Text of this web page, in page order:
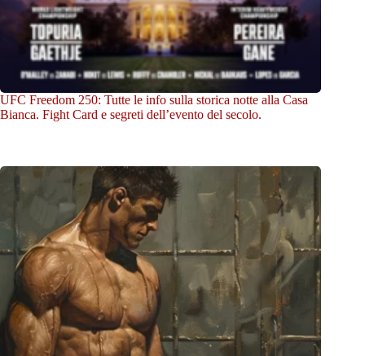
UFC Freedom 250: Tutte le info sulla storica notte alla Casa
Bianca. Fight Card e segreti dell’evento del secolo.